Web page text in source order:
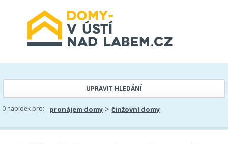
UPRAVIT HLEDÁNÍ
0 nabídek pro: pronájem domy >činžovní domy